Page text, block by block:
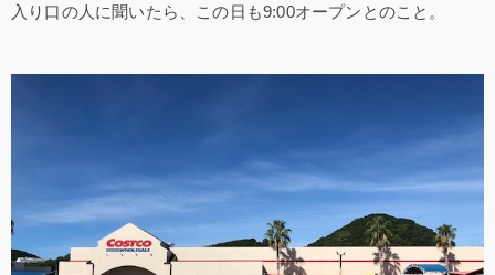
入り口の人に聞いたら、この日も9:00オープンとのこと。